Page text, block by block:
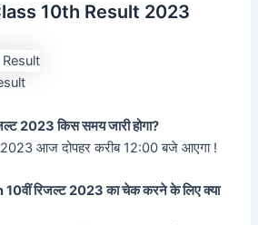
10th Result 2023
2023 किस समय जारी होगा?
2023 आज दोपहर करीब 12:00 बजे आएगा !
रिजल्ट 2023 का चेक करने के लिए क्या